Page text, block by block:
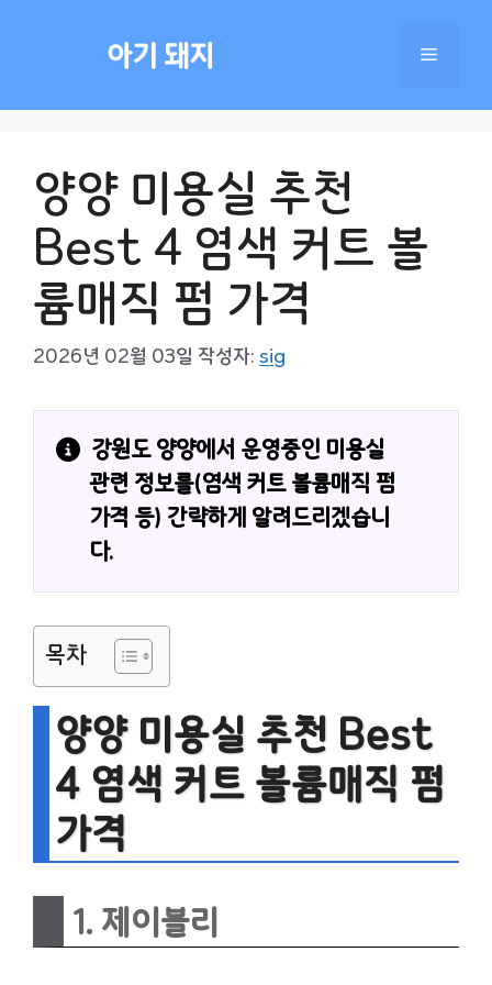
아기 돼지 메
양양 미용실 추천
Best 4 염색 커트 볼
륨매직 펌 가격
2026년 02월 03일 작성자: sig
강원도 양양에서 운영중인 미용실
관련 정보를(염색 커트 볼륨매직 펌
가격 등) 간략하게 알려드리겠습니
다.
목차
양양 미용실 추천 Best
4 염색 커트 볼륨매직 펌
가격
1. 제이블리